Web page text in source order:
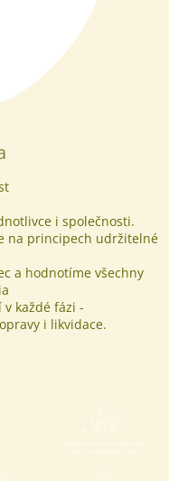
i společnosti.
na principech udržitelné
a hodnotíme všechny
každé fázi -
i likvidace.